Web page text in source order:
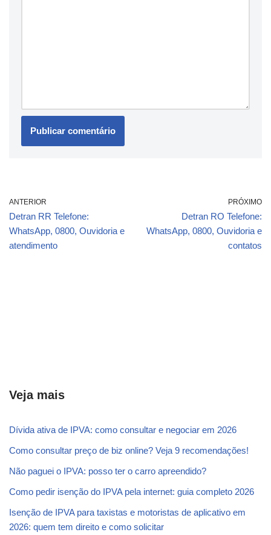
ANTERIOR
Detran RR Telefone:
WhatsApp, 0800, Ouvidoria e
atendimento
PRÓXIMO
Detran RO Telefone:
WhatsApp, 0800, Ouvidoria e
contatos
Veja mais
Dívida ativa de IPVA: como consultar e negociar em 2026
Como consultar preço de biz online? Veja 9 recomendações!
Não paguei o IPVA: posso ter o carro apreendido?
Como pedir isenção do IPVA pela internet: guia completo 2026
Isenção de IPVA para taxistas e motoristas de aplicativo em
2026: quem tem direito e como solicitar